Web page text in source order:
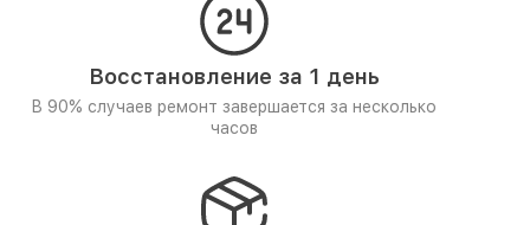
Восстановление за 1 день
В 90% случаев ремонт завершается за несколько
часов